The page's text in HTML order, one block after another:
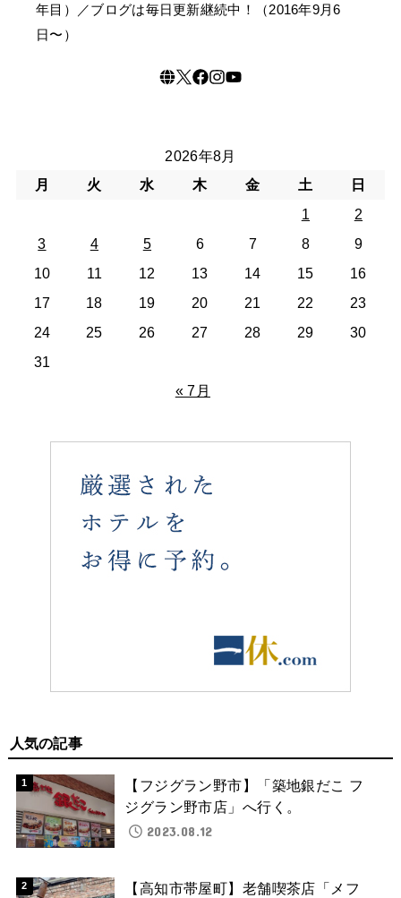
年目）／ブログは毎日更新継続中！（2016年9月6
日〜）
2026年8月
月
火 水 木 金 土
日
1
2
3
4 5 6 7 8
9
10
11 12 13 14 15
16
17
18 19 20 21 22
23
24
25 26 27 28 29
30
31
« 7月
人気の記事
【フジグラン野市】「築地銀だこ フ
ジグラン野市店」へ行く。
2023.08.12
【高知市帯屋町】老舗喫茶店「メフ